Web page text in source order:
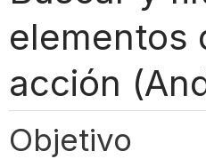
elementos
acción
Objetivo